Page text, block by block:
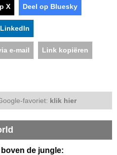
X Deel op Bluesky
e-mail Link kopiëren
favoriet: klik hier
boven de jungle: